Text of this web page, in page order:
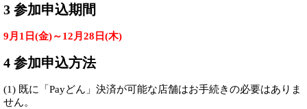
3 参加申込期間
9月1日(金)～12月28日(木)
4 参加申込方法
(1) 既に「Payどん」決済が可能な店舗はお手続きの必要はありま
せん。